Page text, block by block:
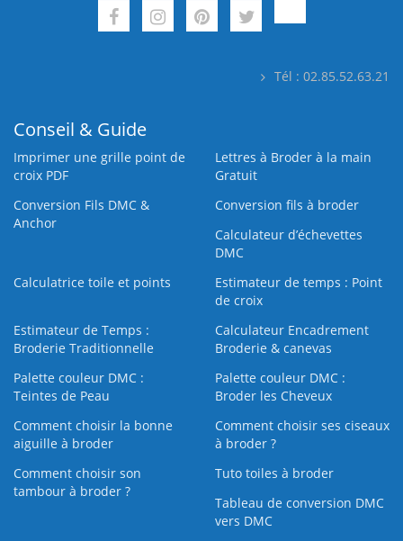
Tél : 02.85.52.63.21
Conseil & Guide
Imprimer une grille point de
croix PDF
Lettres à Broder à la main
Gratuit
Conversion Fils DMC &
Anchor
Conversion fils à broder
Calculateur d’échevettes
DMC
Calculatrice toile et points
Estimateur de temps : Point
de croix
Estimateur de Temps :
Broderie Traditionnelle
Calculateur Encadrement
Broderie & canevas
Palette couleur DMC :
Teintes de Peau
Palette couleur DMC :
Broder les Cheveux
Comment choisir la bonne
aiguille à broder
Comment choisir ses ciseaux
à broder ?
Comment choisir son
tambour à broder ?
Tuto toiles à broder
Tableau de conversion DMC
vers DMC